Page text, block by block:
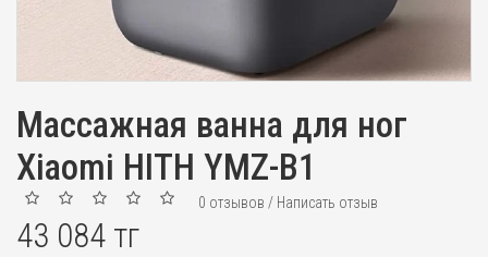
Массажная ванна для ног
Xiaomi HITH YMZ-B1
0 отзывов / Написать отзыв
43 084 тг